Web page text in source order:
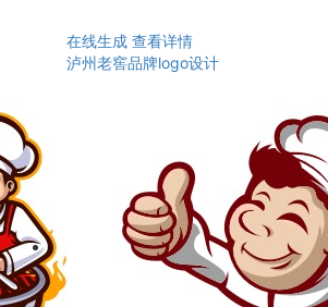
在线生成 查看详情
泸州老窖品牌logo设计